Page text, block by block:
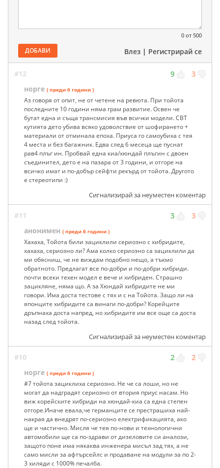
0 от 500
ДОБАВИ Влез | Регистрирай се
#12 9 3
норге ( преди 6 години )
Аз говоря от опит, не от четене на ревюта. При тойота
последните 10 години няма грам развитие. Освен че
бутат една и съща трансмисия във всички модели. СВТ
кутията дето убива всяко удоволствие от шофирането +
материали от отминала епоха. Приуса го самоубиха с тея
4 места и без багажник. Едва след 6 месеца ще пуснат
рав4 плъг ин. Пробвай една киа/хюндай плъгин с двоен
съединител, дето е на пазара от 3 години, и отгоре на
всичко имат и по-добър сейфти рекърд от тойота. Другото
е стереотипи :)
Сигнализирай за неуместен коментар
#11 3 3
анонимен ( преди 6 години )
Хахаха, Тойота били зациклили сериозно с хибридите,
хахаха, сериозно ли? Ама колко сериозно са зациклили да
ми обясниш, че не виждам подобно нещо, а тъкмо
обратното. Предлагат все по-добри и по-добри хибриди.
почти всеки техен модел е вече и хибриден. Страшно
зацикляне, няма що. А за Хюндай хибридите не ми
говори. Има доста тестове с тях и с на Тойота. Защо ли на
японците хибридите са винаги по-добри? Корейците
дръпнаха доста напред, но хибридите им все още са доста
назад след тойота.
Сигнализирай за неуместен коментар
#10 2 2
норге ( преди 6 години )
#7 тойота зациклиха сериозно. Не че са лоши, но не
могат да надградят сериозно от втория приус насам. Но
виж корейските хибриди на хюндай-киа са една степен
отгоре.Иначе евала,че германците се престрашиха най-
накрая да внедрят по-сериозно електрификацията, ако
ще и частично. Мисля че тея по-нови и технологични
автомобили ще са по-здрави от дизеловите си аналози,
защото поне има някаква инженера мисъл зад тях, а не
само мисли за афтърсейлс и продаване на модули за по 2-
3 хиляди с 1000% печалба.